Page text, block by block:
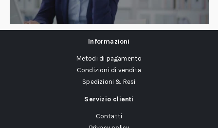
Informazioni
Metodi di pagamento
Condizioni di vendita
Spedizioni & Resi
Servizio clienti
Contatti